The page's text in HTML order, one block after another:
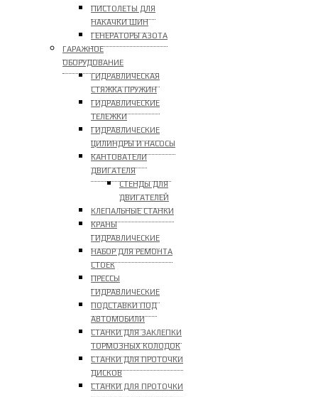
ПИСТОЛЕТЫ ДЛЯ
НАКАЧКИ ШИН
ГЕНЕРАТОРЫ АЗОТА
ГАРАЖНОЕ
ОБОРУДОВАНИЕ
ГИДРАВЛИЧЕСКАЯ
СТЯЖКА ПРУЖИН
ГИДРАВЛИЧЕСКИЕ
ТЕЛЕЖКИ
ГИДРАВЛИЧЕСКИЕ
ЦИЛИНДРЫ И НАСОСЫ
КАНТОВАТЕЛИ
ДВИГАТЕЛЯ
СТЕНДЫ ДЛЯ
ДВИГАТЕЛЕЙ
КЛЕПАЛЬНЫЕ СТАНКИ
КРАНЫ
ГИДРАВЛИЧЕСКИЕ
НАБОР ДЛЯ РЕМОНТА
СТОЕК
ПРЕССЫ
ГИДРАВЛИЧЕСКИЕ
ПОДСТАВКИ ПОД
АВТОМОБИЛИ
СТАНКИ ДЛЯ ЗАКЛЕПКИ
ТОРМОЗНЫХ КОЛОДОК
СТАНКИ ДЛЯ ПРОТОЧКИ
ДИСКОВ
СТАНКИ ДЛЯ ПРОТОЧКИ